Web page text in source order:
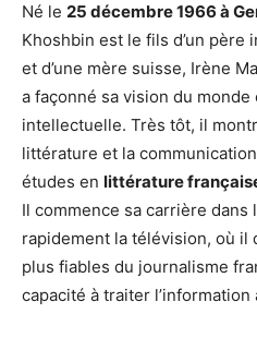
Né le 25 décembre 1966 à
Khoshbin est le fils d’un père
et d’une mère suisse, Irène
a façonné sa vision du
intellectuelle. Très tôt, il
littérature et la
études en littérature
Il commence sa carrière
rapidement la télévision, où il
plus fiables du journalisme
capacité à traiter